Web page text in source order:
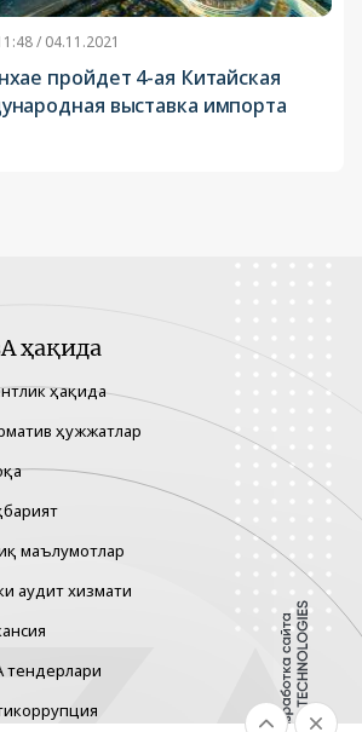
/ 04.11.2021
пройдет 4-ая Китайская
выставка импорта
ҳақида
ҳақида
ҳужжатлар
маълумотлар
аудит хизмати
тендерлари